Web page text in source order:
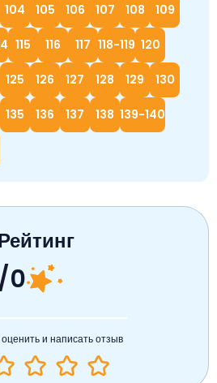
104 105 106 107 108 109
115 116 117 118-119 120
125 126 127 128 129 130
135 136 137 138 139-140
/0
и написать отзыв